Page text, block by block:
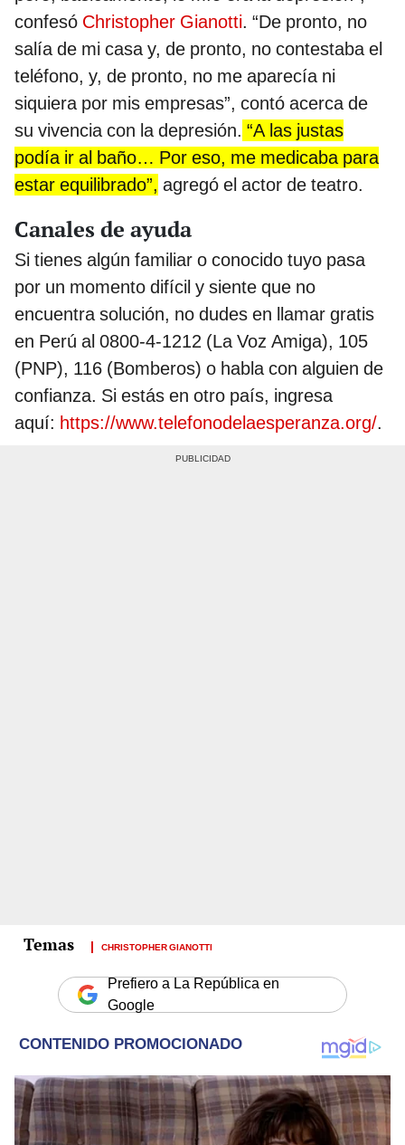
confesó Christopher Gianotti. “De pronto, no
salía de mi casa y, de pronto, no contestaba el
teléfono, y, de pronto, no me aparecía ni
siquiera por mis empresas”, contó acerca de
su vivencia con la depresión. “A las justas
podía ir al baño… Por eso, me medicaba para
estar equilibrado”, agregó el actor de teatro.
Canales de ayuda
Si tienes algún familiar o conocido tuyo pasa
por un momento difícil y siente que no
encuentra solución, no dudes en llamar gratis
en Perú al 0800-4-1212 (La Voz Amiga), 105
(PNP), 116 (Bomberos) o habla con alguien de
confianza. Si estás en otro país, ingresa
aquí: https://www.telefonodelaesperanza.org/.
CHRISTOPHER GIANOTTI
Prefiero a La República en
Google